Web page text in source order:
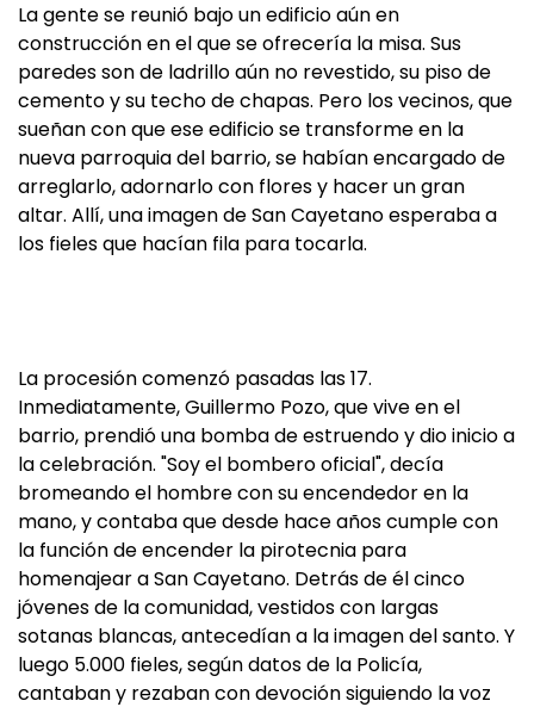
La gente se reunió bajo un edificio aún en
construcción en el que se ofrecería la misa. Sus
paredes son de ladrillo aún no revestido, su piso de
cemento y su techo de chapas. Pero los vecinos, que
sueñan con que ese edificio se transforme en la
nueva parroquia del barrio, se habían encargado de
arreglarlo, adornarlo con flores y hacer un gran
altar. Allí, una imagen de San Cayetano esperaba a
los fieles que hacían fila para tocarla.
La procesión comenzó pasadas las 17.
Inmediatamente, Guillermo Pozo, que vive en el
barrio, prendió una bomba de estruendo y dio inicio a
la celebración. "Soy el bombero oficial", decía
bromeando el hombre con su encendedor en la
mano, y contaba que desde hace años cumple con
la función de encender la pirotecnia para
homenajear a San Cayetano. Detrás de él cinco
jóvenes de la comunidad, vestidos con largas
sotanas blancas, antecedían a la imagen del santo. Y
luego 5.000 fieles, según datos de la Policía,
cantaban y rezaban con devoción siguiendo la voz